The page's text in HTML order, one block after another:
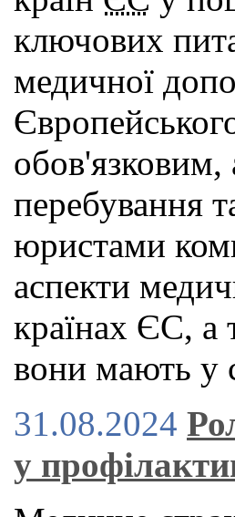
ключових
медичної
обов'язковим,
перебування
юристами
аспекти
країнах ЄС, а
вони мають у
31.08.2024
у